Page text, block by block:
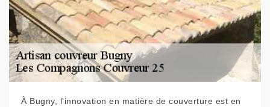
À Bugny, l'innovation en matière de couverture est en